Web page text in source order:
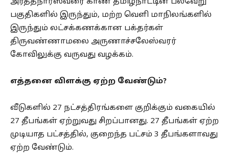
பகுதிகளில் இருந்தும், மற்ற வெளி மாநிலங்களில்
இருந்தும் லட்சக்கணக்கான பக்தர்கள்
திருவண்ணாமலை அருணாச்சலேஸ்வரர்
கோவிலுக்கு வருவது வழக்கம்.
எத்தனை விளக்கு ஏற்ற வேண்டும்?
வீடுகளில் 27 நட்சத்திரங்களை குறிக்கும் வகையில்
27 தீபங்கள் ஏற்றுவது சிறப்பானது. 27 தீபங்கள் ஏற்ற
முடியாத பட்சத்தில், குறைந்த பட்சம் 3 தீபங்களாவது
ஏற்ற வேண்டும்.